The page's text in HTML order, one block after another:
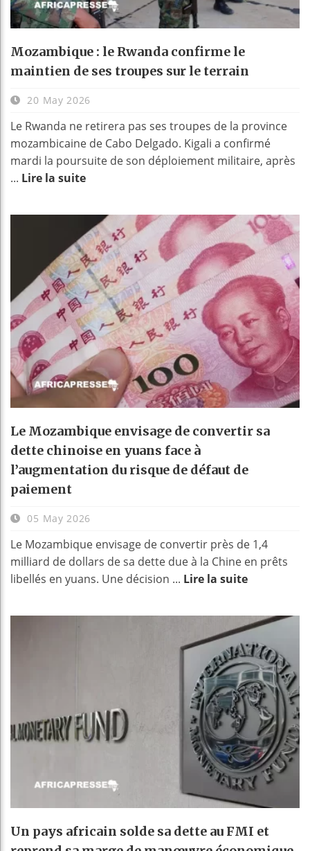
Mozambique : le Rwanda confirme le
maintien de ses troupes sur le terrain
20 May 2026
Le Rwanda ne retirera pas ses troupes de la province
mozambicaine de Cabo Delgado. Kigali a confirmé
mardi la poursuite de son déploiement militaire, après
... Lire la suite
Le Mozambique envisage de convertir sa
dette chinoise en yuans face à
l’augmentation du risque de défaut de
paiement
05 May 2026
Le Mozambique envisage de convertir près de 1,4
milliard de dollars de sa dette due à la Chine en prêts
libellés en yuans. Une décision ... Lire la suite
Un pays africain solde sa dette au FMI et